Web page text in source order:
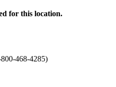
for this location.
468-4285)